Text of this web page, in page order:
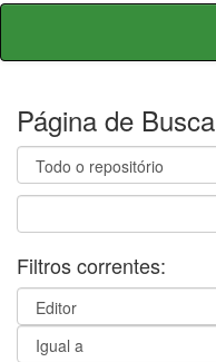
Skip
Página de Busca
Filtros correntes: